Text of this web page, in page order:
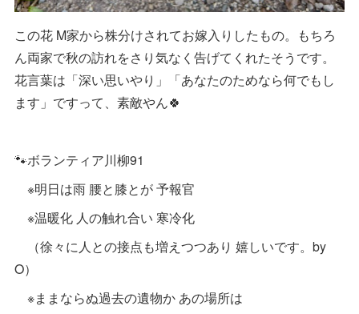
この花 M家から株分けされてお嫁入りしたもの。もちろ
ん両家で秋の訪れをさり気なく告げてくれたそうです。
花言葉は「深い思いやり」「あなたのためなら何でもし
ます」ですって、素敵やん🍀
🐾ボランティア川柳91
※明日は雨 腰と膝とが 予報官
※温暖化 人の触れ合い 寒冷化
（徐々に人との接点も増えつつあり 嬉しいです。by
O）
※ままならぬ過去の遺物か あの場所は